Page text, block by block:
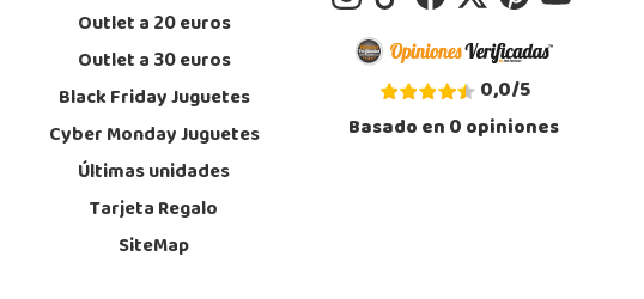
Outlet a 20 euros
Outlet a 30 euros
Black Friday Juguetes
Cyber Monday Juguetes
Últimas unidades
Tarjeta Regalo
SiteMap
0,0/5
Basado en0opiniones